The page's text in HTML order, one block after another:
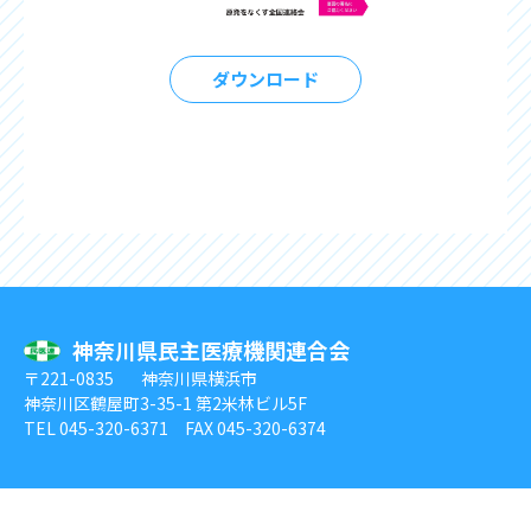
ダウンロード
神奈川県民主医療機関連合会
〒221-0835
神奈川県横浜市
神奈川区鶴屋町3-35-1 第2米林ビル5F
TEL 045-320-6371 FAX 045-320-6374